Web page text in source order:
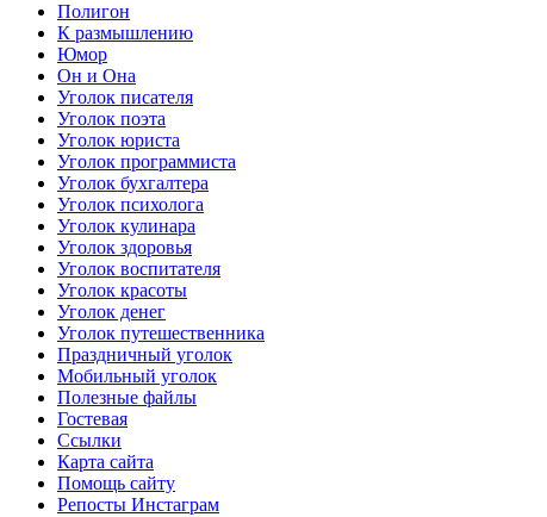
Полигон
К размышлению
Юмор
Он и Она
Уголок писателя
Уголок поэта
Уголок юриста
Уголок программиста
Уголок бухгалтера
Уголок психолога
Уголок кулинара
Уголок здоровья
Уголок воспитателя
Уголок красоты
Уголок денег
Уголок путешественника
Праздничный уголок
Мобильный уголок
Полезные файлы
Гостевая
Ссылки
Карта сайта
Помощь сайту
Репосты Инстаграм